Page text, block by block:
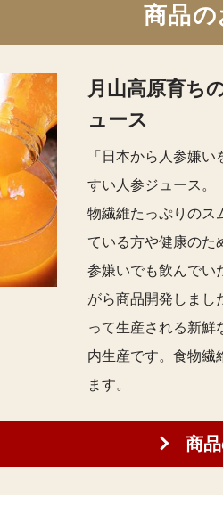
商品
月山高原育ち
ュース
「日本から人参嫌
すい
物繊維たっぷりのス
ている方や健康のた
参嫌いでも飲んでい
がら商品開発しまし
って生産される新鮮
内生産です。食物繊
ます。
商